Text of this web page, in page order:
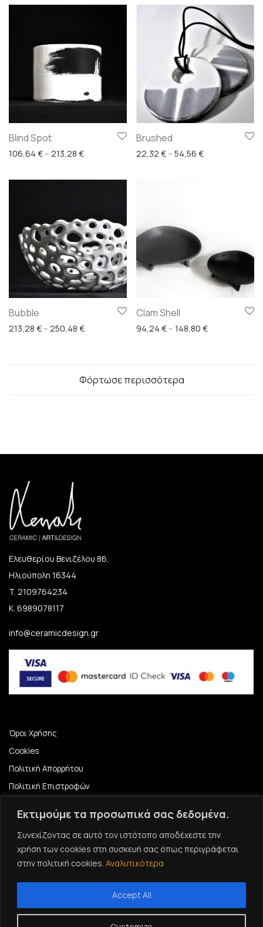
Εκτιμούμε τα προσωπικά σας δεδομένα.
Συνεχίζοντας σε αυτό τον ιστότοπο αποδέχεστε την
χρήση των cookies στη συσκευή σας όπως περιγράφεται
στην πολιτική cookies. Αναλυτικότερα
Accept All
Blind Spot
106,64 € – 213,28 €Price range: 106,64 € through 213,28 €
Brushed
22,32 € – 54,56 €Price range:
Bubble
213,28 € – 250,48 €Price range: 213,28 € through 250,48 €
Clam Shell
94,24 € – 148,80 €Price range:
Φόρτωσε περισσότερα
Ελευθερίου Βενιζέλου 86,
Ηλιούπολη 16344
T. 2109764234
K. 6989078117
info@ceramicdesign.gr
Όροι Χρήσης
Cookies
Πολιτική Απορρήτου
Πολιτική Επιστροφών
ΕΚΠΑΙΔΕΥΤΙΚΟ ΠΡΟΓΡΑΜΜΑ ΚΕΡΑΜΙΚΗΣ 2024-2025
News – Events